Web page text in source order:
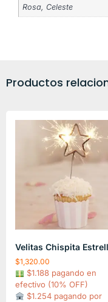
Rosa, Celeste
Productos
Velitas Chispita
$1,320.00
$1.188 pagando en
efectivo (10% OFF)
$1.254 pagando por